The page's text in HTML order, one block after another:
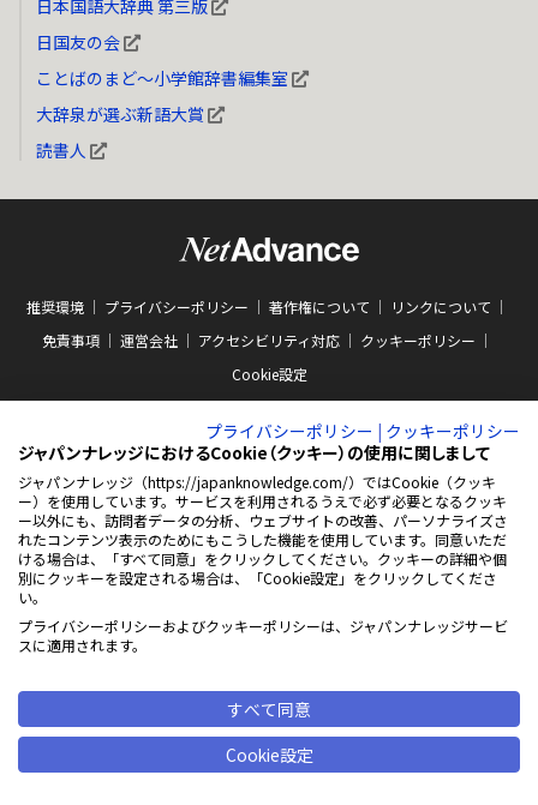
日本国語大辞典 第三版
日国友の会
ことばのまど～小学館辞書編集室
大辞泉が選ぶ新語大賞
読書人
推奨環境 プライバシーポリシー 著作権について
リンクについて
免責事項
運営会社 アクセシビリティ対応
クッキーポリシー
Cookie設定
ABJマークは、この電子書店・電子書籍配信サービスが、著作権者からコンテン
ツ使用許諾を得た正規版配信サービスであることを示す商標（登録番号 第
10981000号）です。ABJマークの詳細、ABJマークを掲示しているサービスの一
覧はこちらをご覧ください。
AEBS 電子出版制作・流通協議会
https://aebs.or.jp/
新
い
ウ
開
© 2001-2026 NetAdvance Inc. All rights reserved.
プライバシーポリシー | クッキーポリシー
ジャパンナレッジにおけるCookie（クッキー）の使用に関しまして
ジャパンナレッジ（https://japanknowledge.com/）ではCookie（クッキ
ー）を使用しています。サービスを利用されるうえで必ず必要となるクッキ
ー以外にも、訪問者データの分析、ウェブサイトの改善、パーソナライズさ
れたコンテンツ表示のためにもこうした機能を使用しています。同意いただ
ける場合は、「すべて同意」をクリックしてください。クッキーの詳細や個
別にクッキーを設定される場合は、「Cookie設定」をクリックしてくださ
い。
プライバシーポリシーおよびクッキーポリシーは、ジャパンナレッジサービ
スに適用されます。
すべて同意
Cookie設定